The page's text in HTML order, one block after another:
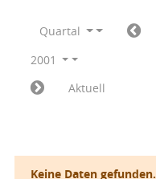
Quartal
2001
Aktuell
Keine Daten gefunden.